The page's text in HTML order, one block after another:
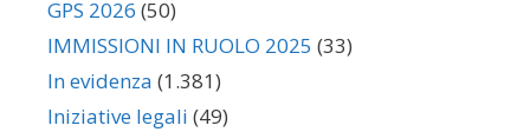
GPS 2026 (50)
IMMISSIONI IN RUOLO 2025 (33)
In evidenza (1.381)
Iniziative legali (49)